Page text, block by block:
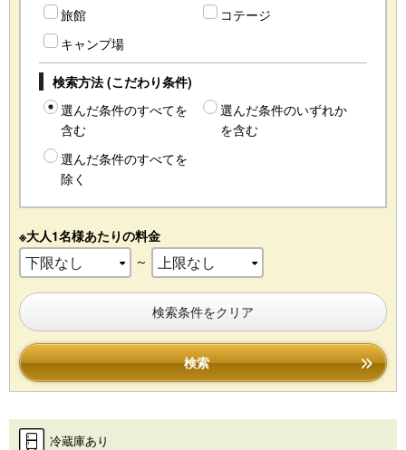
旅館
コテージ
キャンプ場
検索方法 (こだわり条件)
選んだ条件のすべてを
含む
選んだ条件のいずれか
を含む
選んだ条件のすべてを
除く
※大人1名様あたりの料金
～
検索条件をクリア
検索
冷蔵庫あり